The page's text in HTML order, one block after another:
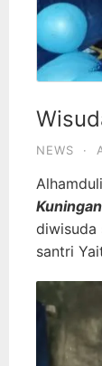
NEWS ·
Kuningan
diwisuda
santri